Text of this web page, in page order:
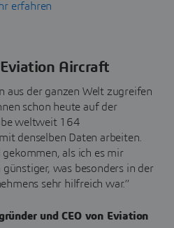
erfahren
Aircraft
aus der ganzen Welt zugreifen
schon heute auf der
weltweit 164
denselben Daten arbeiten.
als ich es mir
was besonders in der
sehr hilfreich war.“
und CEO von Eviation